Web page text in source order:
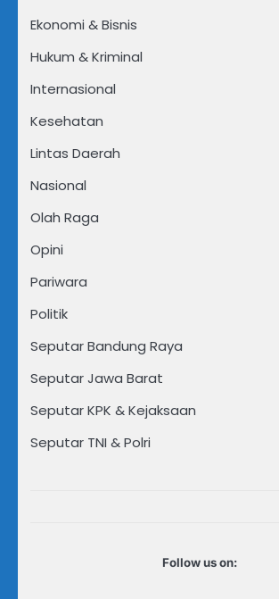
Ekonomi & Bisnis
Hukum & Kriminal
Internasional
Kesehatan
Lintas Daerah
Nasional
Olah Raga
Opini
Pariwara
Politik
Seputar Bandung Raya
Seputar Jawa Barat
Seputar KPK & Kejaksaan
Seputar TNI & Polri
Follow us on: